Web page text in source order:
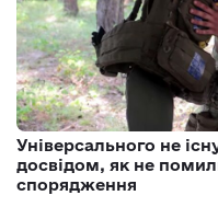
Універсального не
досвідом, як не
спорядження